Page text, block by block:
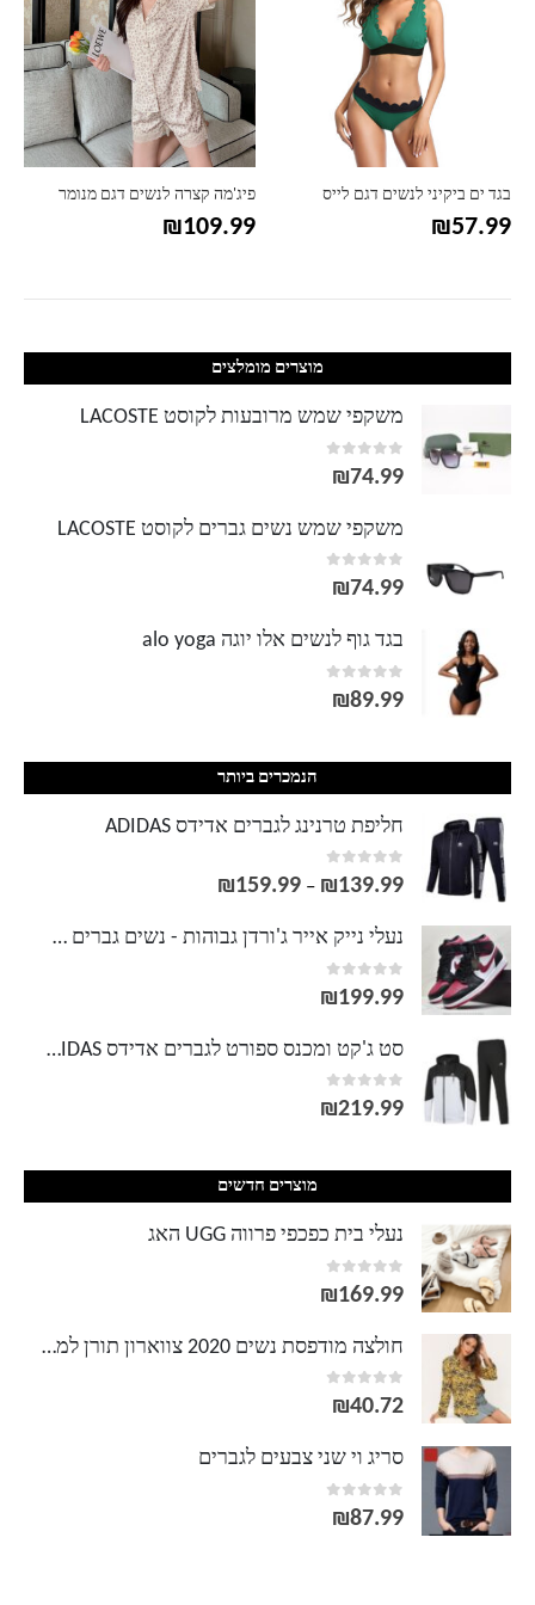
בגד ים ביקיני לנשים דגם לייס
₪57.99
פיג'מה קצרה לנשים דגם מנומר
₪109.99
מוצרים מומלצים
משקפי שמש מרובעות לקוסט LACOSTE
0
out of 5
₪74.99
משקפי שמש נשים גברים לקוסט LACOSTE
0
out of 5
₪74.99
בגד גוף לנשים אלו יוגה alo yoga
0
out of 5
₪89.99
הנמכרים ביותר
חליפת טרנינג לגברים אדידס ADIDAS
0
out of 5
₪139.99
–
₪159.99
נעלי נייק אייר ג'ורדן גבוהות - נשים גברים NIKE AIR JORDAN
0
out of 5
₪199.99
סט ג'קט ומכנס ספורט לגברים אדידס ADIDAS
0
out of 5
₪219.99
מוצרים חדשים
נעלי בית כפכפי פרווה UGG האג
0
out of 5
₪169.99
חולצה מודפסת נשים 2020 צווארון תורן למטה חולצה שרוול ארוך גבירותיי חולצות אלגנטיות מקרית חולצות רופפות בתוספת גודל
0
out of 5
₪40.72
סריג וי שני צבעים לגברים
0
out of 5
₪87.99